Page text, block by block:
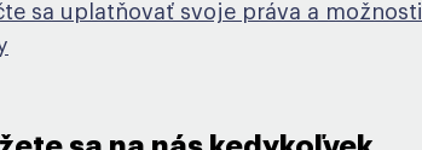
sa uplatňovať svoje práva a možnosti